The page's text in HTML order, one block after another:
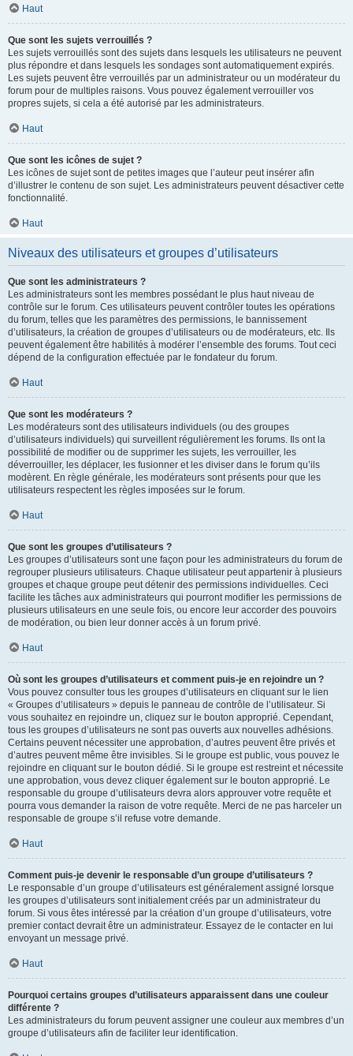
Haut
Que sont les sujets verrouillés ?
Les sujets verrouillés sont des sujets dans lesquels les utilisateurs ne peuvent
plus répondre et dans lesquels les sondages sont automatiquement expirés.
Les sujets peuvent être verrouillés par un administrateur ou un modérateur du
forum pour de multiples raisons. Vous pouvez également verrouiller vos
propres sujets, si cela a été autorisé par les administrateurs.
Haut
Que sont les icônes de sujet ?
Les icônes de sujet sont de petites images que l’auteur peut insérer afin
d’illustrer le contenu de son sujet. Les administrateurs peuvent désactiver cette
fonctionnalité.
Haut
Niveaux des utilisateurs et groupes d’utilisateurs
Que sont les administrateurs ?
Les administrateurs sont les membres possédant le plus haut niveau de
contrôle sur le forum. Ces utilisateurs peuvent contrôler toutes les opérations
du forum, telles que les paramètres des permissions, le bannissement
d’utilisateurs, la création de groupes d’utilisateurs ou de modérateurs, etc. Ils
peuvent également être habilités à modérer l’ensemble des forums. Tout ceci
dépend de la configuration effectuée par le fondateur du forum.
Haut
Que sont les modérateurs ?
Les modérateurs sont des utilisateurs individuels (ou des groupes
d’utilisateurs individuels) qui surveillent régulièrement les forums. Ils ont la
possibilité de modifier ou de supprimer les sujets, les verrouiller, les
déverrouiller, les déplacer, les fusionner et les diviser dans le forum qu’ils
modèrent. En règle générale, les modérateurs sont présents pour que les
utilisateurs respectent les règles imposées sur le forum.
Haut
Que sont les groupes d’utilisateurs ?
Les groupes d’utilisateurs sont une façon pour les administrateurs du forum de
regrouper plusieurs utilisateurs. Chaque utilisateur peut appartenir à plusieurs
groupes et chaque groupe peut détenir des permissions individuelles. Ceci
facilite les tâches aux administrateurs qui pourront modifier les permissions de
plusieurs utilisateurs en une seule fois, ou encore leur accorder des pouvoirs
de modération, ou bien leur donner accès à un forum privé.
Haut
Où sont les groupes d’utilisateurs et comment puis-je en rejoindre un ?
Vous pouvez consulter tous les groupes d’utilisateurs en cliquant sur le lien
« Groupes d’utilisateurs » depuis le panneau de contrôle de l’utilisateur. Si
vous souhaitez en rejoindre un, cliquez sur le bouton approprié. Cependant,
tous les groupes d’utilisateurs ne sont pas ouverts aux nouvelles adhésions.
Certains peuvent nécessiter une approbation, d’autres peuvent être privés et
d’autres peuvent même être invisibles. Si le groupe est public, vous pouvez le
rejoindre en cliquant sur le bouton dédié. Si le groupe est restreint et nécessite
une approbation, vous devez cliquer également sur le bouton approprié. Le
responsable du groupe d’utilisateurs devra alors approuver votre requête et
pourra vous demander la raison de votre requête. Merci de ne pas harceler un
responsable de groupe s’il refuse votre demande.
Haut
Comment puis-je devenir le responsable d’un groupe d’utilisateurs ?
Le responsable d’un groupe d’utilisateurs est généralement assigné lorsque
les groupes d’utilisateurs sont initialement créés par un administrateur du
forum. Si vous êtes intéressé par la création d’un groupe d’utilisateurs, votre
premier contact devrait être un administrateur. Essayez de le contacter en lui
envoyant un message privé.
Haut
Pourquoi certains groupes d’utilisateurs apparaissent dans une couleur
différente ?
Les administrateurs du forum peuvent assigner une couleur aux membres d’un
groupe d’utilisateurs afin de faciliter leur identification.